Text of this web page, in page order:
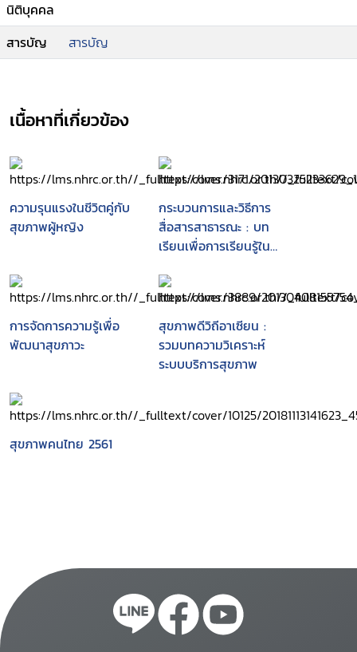
นิติบุคคล
สารบัญ
สารบัญ
เนื้อหาที่เกี่ยวข้อง
ความรุนแรงในชีวิตคู่กับ
สุขภาพผู้หญิง
กระบวนการและวิธีการ
สื่อสารสาธารณะ : บท
เรียนเพื่อการเรียนรู้ใน
ภาคประชาสังคมในการ
ส่งเสริมและคุ้มครองสิทธิ
มนุษยชนเพื่อสุขภาวะของ
บุคคลและชุมชน
การจัดการความรู้เพื่อ
พัฒนาสุขภาวะ
สุขภาพดีวิถีอาเซียน :
รวมบทความวิเคราะห์
ระบบบริการสุขภาพ
สุขภาพคนไทย 2561